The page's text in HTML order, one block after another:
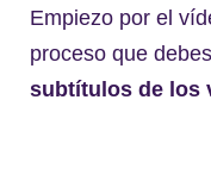
Empiezo por el
proceso que
subtítulos de los